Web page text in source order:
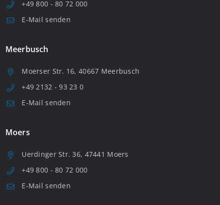
+49 800 - 80 72 000
E-Mail senden
Meerbusch
Moerser Str. 16, 40667 Meerbusch
+49 2132 - 93 23 0
E-Mail senden
Moers
Uerdinger Str. 36, 47441 Moers
+49 800 - 80 72 000
E-Mail senden